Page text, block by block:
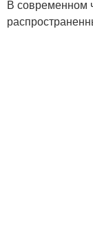
В современном